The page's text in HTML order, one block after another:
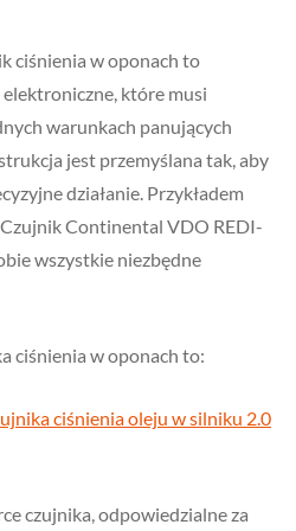
ciśnienia w oponach to
które musi
warunkach panujących
jest przemyślana tak, aby
działanie. Przykładem
Continental VDO REDI-
wszystkie niezbędne
ciśnienia w oponach to:
ciśnienia oleju w silniku 2.0
czujnika, odpowiedzialne za